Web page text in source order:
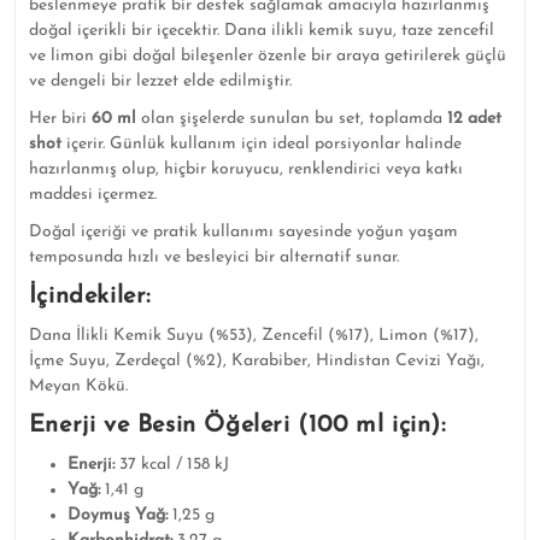
beslenmeye pratik bir destek sağlamak amacıyla hazırlanmış
doğal içerikli bir içecektir. Dana ilikli kemik suyu, taze zencefil
ve limon gibi doğal bileşenler özenle bir araya getirilerek güçlü
ve dengeli bir lezzet elde edilmiştir.
Her biri 60 ml olan şişelerde sunulan bu set, toplamda 12 adet
shotiçerir. Günlük kullanım için ideal porsiyonlar halinde
hazırlanmış olup, hiçbir koruyucu, renklendirici veya katkı
maddesi içermez.
Doğal içeriği ve pratik kullanımı sayesinde yoğun yaşam
temposunda hızlı ve besleyici bir alternatif sunar.
İçindekiler:
Dana İlikli Kemik Suyu (%53), Zencefil (%17), Limon (%17),
İçme Suyu, Zerdeçal (%2), Karabiber, Hindistan Cevizi Yağı,
Meyan Kökü.
Enerji ve Besin Öğeleri (100 ml için):
Enerji:37 kcal / 158 kJ
Yağ:1,41 g
Doymuş Yağ:1,25 g